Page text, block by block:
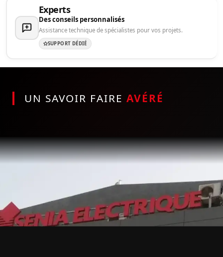
Experts
Des conseils personnalisés
Assistance technique de spécialistes pour vos projets.
SUPPORT DÉDIÉ
UN SAVOIR FAIRE AVÉRÉ